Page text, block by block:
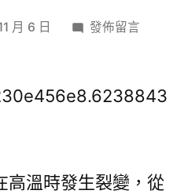
月 6 日
在
知
減
發佈留言
高溫時發生裂變，從